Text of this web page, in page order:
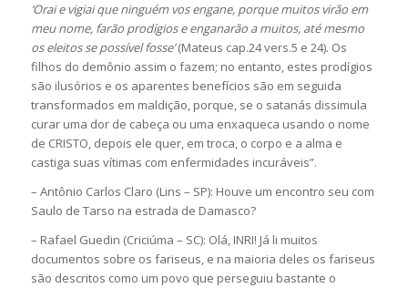
‘Orai e vigiai que ninguém vos engane, porque muitos virão em
meu nome, farão prodígios e enganarão a muitos, até mesmo
os eleitos se possível fosse’(Mateus cap.24 vers.5 e 24). Os
filhos do demônio assim o fazem; no entanto, estes prodígios
são ilusórios e os aparentes benefícios são em seguida
transformados em maldição, porque, se o satanás dissimula
curar uma dor de cabeça ou uma enxaqueca usando o nome
de CRISTO, depois ele quer, em troca, o corpo e a alma e
castiga suas vítimas com enfermidades incuráveis”.
– Antônio Carlos Claro (Lins – SP): Houve um encontro seu com
Saulo de Tarso na estrada de Damasco?
– Rafael Guedin (Criciúma – SC): Olá, INRI! Já li muitos
documentos sobre os fariseus, e na maioria deles os fariseus
são descritos como um povo que perseguiu bastante o